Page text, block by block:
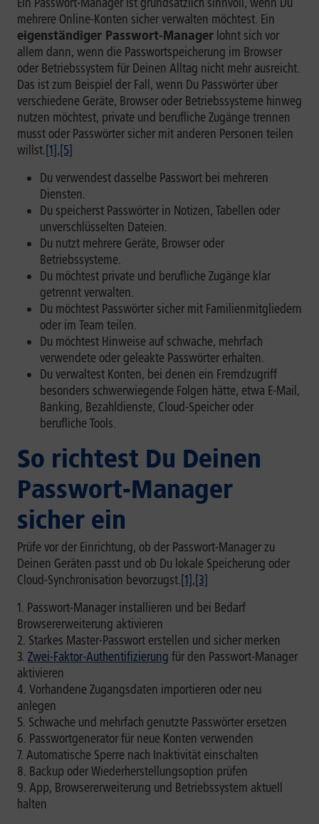
mehrere Online-Konten sicher verwalten möchtest. Ein
eigenständiger Passwort-Manager lohnt sich vor
allem dann, wenn die Passwortspeicherung im Browser
oder Betriebssystem für Deinen Alltag nicht mehr ausreicht.
Das ist zum Beispiel der Fall, wenn Du Passwörter über
verschiedene Geräte, Browser oder Betriebssysteme hinweg
nutzen möchtest, private und berufliche Zugänge trennen
musst oder Passwörter sicher mit anderen Personen teilen
willst.[1],[5]
Du verwendest dasselbe Passwort bei mehreren
Diensten.
Du speicherst Passwörter in Notizen, Tabellen oder
unverschlüsselten Dateien.
Du nutzt mehrere Geräte, Browser oder
Betriebssysteme.
Du möchtest private und berufliche Zugänge klar
getrennt verwalten.
Du möchtest Passwörter sicher mit Familienmitgliedern
oder im Team teilen.
Du möchtest Hinweise auf schwache, mehrfach
verwendete oder geleakte Passwörter erhalten.
Du verwaltest Konten, bei denen ein Fremdzugriff
besonders schwerwiegende Folgen hätte, etwa E-Mail,
Banking, Bezahldienste, Cloud-Speicher oder
berufliche Tools.
So richtest Du Deinen
Passwort-Manager
sicher ein
Prüfe vor der Einrichtung, ob der Passwort-Manager zu
Deinen Geräten passt und ob Du lokale Speicherung oder
Cloud-Synchronisation bevorzugst.[1],[3]
Passwort-Manager installieren und bei Bedarf
Browsererweiterung aktivieren
Starkes Master-Passwort erstellen und sicher merken
Zwei-Faktor-Authentifizierung für den Passwort-Manager
aktivieren
Vorhandene Zugangsdaten importieren oder neu
anlegen
Schwache und mehrfach genutzte Passwörter ersetzen
Passwortgenerator für neue Konten verwenden
Automatische Sperre nach Inaktivität einschalten
Backup oder Wiederherstellungsoption prüfen
App, Browsererweiterung und Betriebssystem aktuell
halten